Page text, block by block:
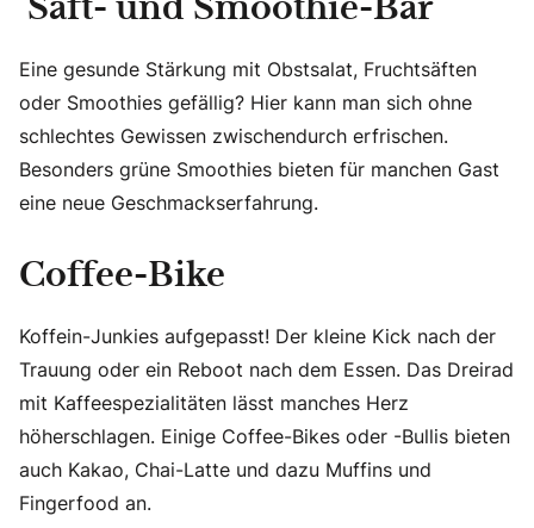
Saft- und Smoothie-Bar
Eine gesunde Stärkung mit Obstsalat, Fruchtsäften
oder Smoothies gefällig? Hier kann man sich ohne
schlechtes Gewissen zwischendurch erfrischen.
Besonders grüne Smoothies bieten für manchen Gast
eine neue Geschmackserfahrung.
Coffee-Bike
Koffein-Junkies aufgepasst! Der kleine Kick nach der
Trauung oder ein Reboot nach dem Essen. Das Dreirad
mit Kaffeespezialitäten lässt manches Herz
höherschlagen. Einige Coffee-Bikes oder -Bullis bieten
auch Kakao, Chai-Latte und dazu Muffins und
Fingerfood an.